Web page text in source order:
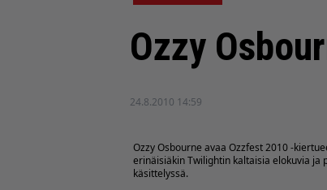
Ozzy
24.8.2010 14:59
Ozzy Osbourne avaa Ozzfest 2010 -
erinäisiäkin Twilightin kaltaisia elokuvia ja
käsittelyssä.